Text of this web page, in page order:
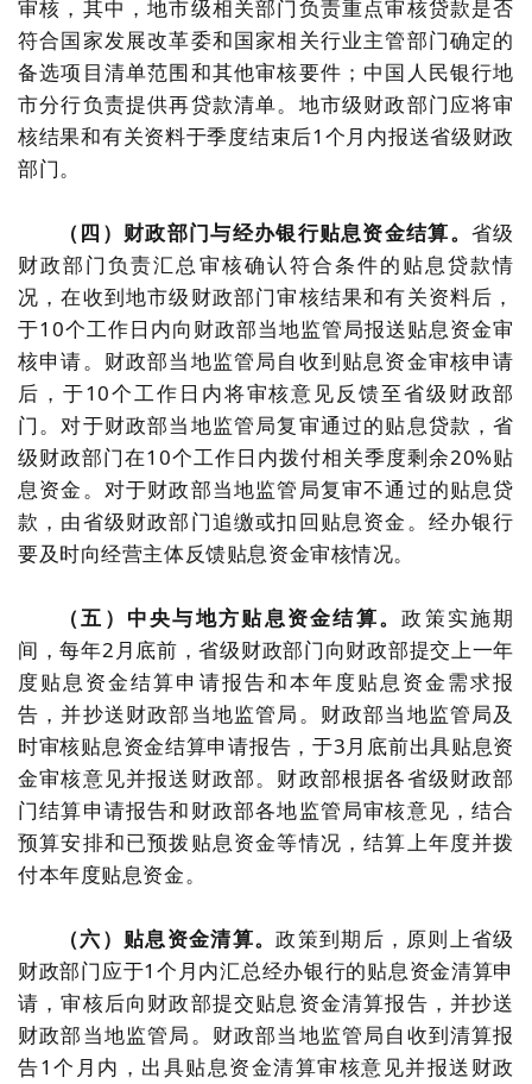
审核，其中，地市级相关部门负责重点审核贷款是否
符合国家发展改革委和国家相关行业主管部门确定的
备选项目清单范围和其他审核要件；中国人民银行地
市分行负责提供再贷款清单。地市级财政部门应将审
核结果和有关资料于季度结束后1个月内报送省级财政
部门。
（四）财政部门与经办银行贴息资金结算。省级
财政部门负责汇总审核确认符合条件的贴息贷款情
况，在收到地市级财政部门审核结果和有关资料后，
于10个工作日内向财政部当地监管局报送贴息资金审
核申请。财政部当地监管局自收到贴息资金审核申请
后，于10个工作日内将审核意见反馈至省级财政部
门。对于财政部当地监管局复审通过的贴息贷款，省
级财政部门在10个工作日内拨付相关季度剩余20%贴
息资金。对于财政部当地监管局复审不通过的贴息贷
款，由省级财政部门追缴或扣回贴息资金。经办银行
要及时向经营主体反馈贴息资金审核情况。
（五）中央与地方贴息资金结算。政策实施期
间，每年2月底前，省级财政部门向财政部提交上一年
度贴息资金结算申请报告和本年度贴息资金需求报
告，并抄送财政部当地监管局。财政部当地监管局及
时审核贴息资金结算申请报告，于3月底前出具贴息资
金审核意见并报送财政部。财政部根据各省级财政部
门结算申请报告和财政部各地监管局审核意见，结合
预算安排和已预拨贴息资金等情况，结算上年度并拨
付本年度贴息资金。
（六）贴息资金清算。政策到期后，原则上省级
财政部门应于1个月内汇总经办银行的贴息资金清算申
请，审核后向财政部提交贴息资金清算报告，并抄送
财政部当地监管局。财政部当地监管局自收到清算报
告1个月内，出具贴息资金清算审核意见并报送财政